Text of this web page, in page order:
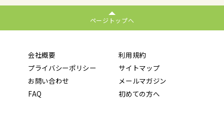
ページトップへ
会社概要
利用規約
プライバシーポリシー
サイトマップ
お問い合わせ
メールマガジン
FAQ
初めての方へ